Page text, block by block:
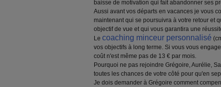
baisse de motivation qui fait abandonner ses
Aussi avant vos départs en vacances je vous
maintenant qui se poursuivra à votre retour et
objectif de vue et qui vous garantira une
Le coaching minceur personnalisé
vos objectifs à long terme. Si vous vous
coût n'est même pas de 13 € par mois.
Pourquoi ne pas rejoindre Grégoire, Aurélie,
toutes les chances de votre côté pour qu'en
Je dois demander à Grégoire comment